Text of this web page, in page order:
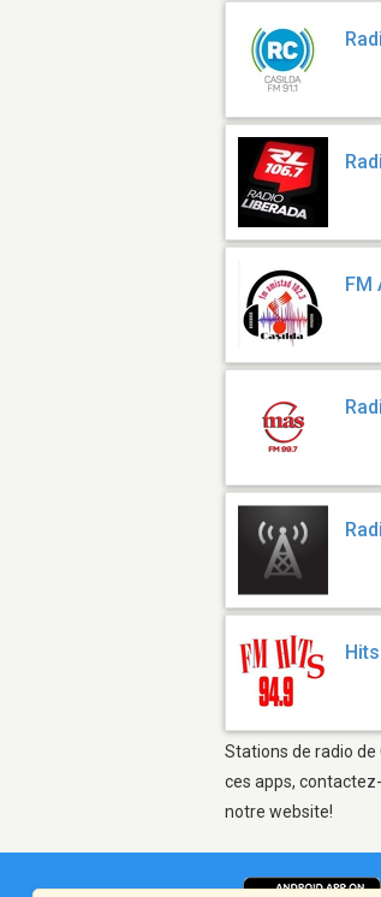
FM
Stations de radio de
ces apps,
notre website!